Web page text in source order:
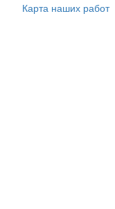
Карта наших работ